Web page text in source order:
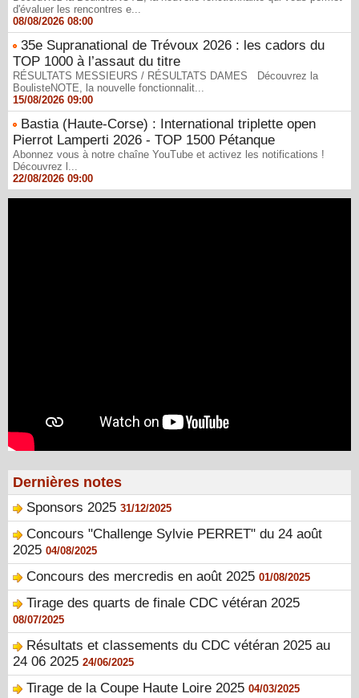
d'évaluer les rencontres e...
08/08/2026 08:00
35e Supranational de Trévoux 2026 : les cadors du
TOP 1000 à l’assaut du titre
RÉSULTATS MESSIEURS / RÉSULTATS DAMES Découvrez la
BoulisteNOTE, la nouvelle fonctionnalit...
15/08/2026 09:00
Bastia (Haute-Corse) : International triplette open
Pierrot Lamperti 2026 - TOP 1500 Pétanque
Abonnez vous à notre chaîne YouTube et activez les notifications !
Découvrez l...
22/08/2026 09:00
Dernières notes
Sponsors 2025 31/12/2025
Concours "Challenge Sylvie PERRET" du 24 août
2025 04/08/2025
Concours des mercredis en août 2025 01/08/2025
Tirage des quarts de finale CDC vétéran 2025
08/07/2025
Résultats et classements du CDC vétéran 2025 au
24 06 2025 24/06/2025
Tirage de la Coupe Haute Loire 2025 04/03/2025